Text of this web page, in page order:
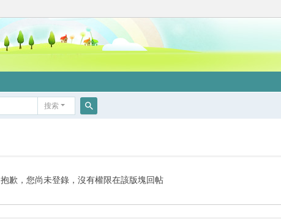
搜索
抱歉，您尚未登錄，沒有權限在該版塊回帖